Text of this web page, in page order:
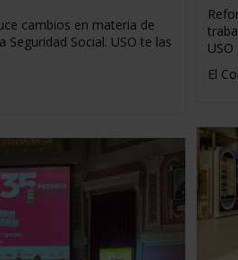
USO
El
cambios en materia de
Social. USO te las